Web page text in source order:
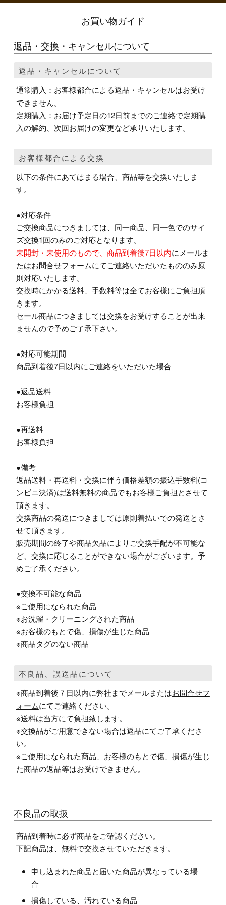
お買い物ガイド
返品・交換・キャンセルについて
返品・キャンセルについて
通常購入：お客様都合による返品・キャンセルはお受け
できません。
定期購入：お届け予定日の12日前までのご連絡で定期購
入の解約、次回お届けの変更など承りいたします。
お客様都合による交換
以下の条件にあてはまる場合、商品等を交換いたしま
す。
●対応条件
ご交換商品につきましては、同一商品、同一色でのサイ
ズ交換1回のみのご対応となります。
未開封・未使用のもので、商品到着後7日以内にメールま
たはお問合せフォームにてご連絡いただいたもののみ原
則対応いたします。
交換時にかかる送料、手数料等は全てお客様にご負担頂
きます。
セール商品につきましては交換をお受けすることが出来
ませんので予めご了承下さい。
●対応可能期間
商品到着後7日以内にご連絡をいただいた場合
●返品送料
お客様負担
●再送料
お客様負担
●備考
返品送料・再送料・交換に伴う価格差額の振込手数料(コ
ンビニ決済)は送料無料の商品でもお客様ご負担とさせて
頂きます。
交換商品の発送につきましては原則着払いでの発送とさ
せて頂きます。
販売期間の終了や商品欠品によりご交換手配が不可能な
ど、交換に応じることができない場合がございます。予
めご了承ください。
●交換不可能な商品
※ご使用になられた商品
※お洗濯・クリーニングされた商品
※お客様のもとで傷、損傷が生じた商品
※商品タグのない商品
不良品、誤送品について
※商品到着後７日以内に弊社までメールまたはお問合せフ
ォームにてご連絡ください。
※送料は当方にて負担致します。
※交換品がご用意できない場合は返品にてご了承くださ
い。
※ご使用になられた商品、お客様のもとで傷、損傷が生じ
た商品の返品等はお受けできません。
不良品の取扱
商品到着時に必ず商品をご確認ください。
下記商品は、無料で交換させていただきます。
申し込まれた商品と届いた商品が異なっている場
合
損傷している、汚れている商品